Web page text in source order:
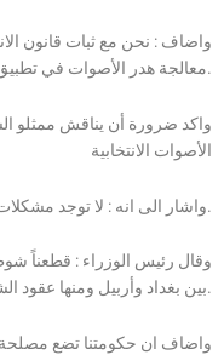
واضاف : نحن مع ثبات قانون
معالجة هدر الأصوات في تطبيق هذا القانون.
واكد ضرورة أن يناقش ممثلو
الأصوات الانتخابية
واشار الى انه : لا توجد مشكلات سياسية بين حكومتي بغداد وأربيل.
وقال رئيس الوزراء : قطعناً
بين بغداد وأربيل ومنها عقود الشركات واستئناف تصدير النفط.
واضاف ان حكومتنا تضع مصلحة